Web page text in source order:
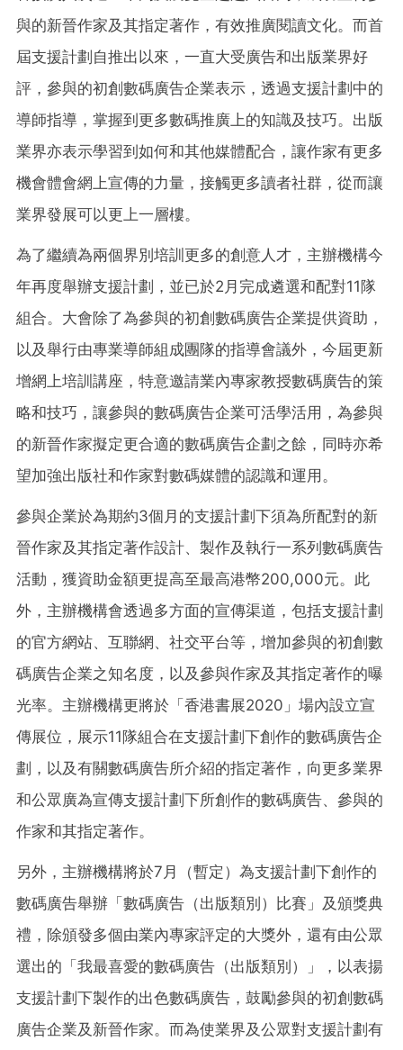
與的新晉作家及其指定著作，有效推廣閱讀文化。而首
屆支援計劃自推出以來，一直大受廣告和出版業界好
評，參與的初創數碼廣告企業表示，透過支援計劃中的
導師指導，掌握到更多數碼推廣上的知識及技巧。出版
業界亦表示學習到如何和其他媒體配合，讓作家有更多
機會體會網上宣傳的力量，接觸更多讀者社群，從而讓
業界發展可以更上一層樓。
為了繼續為兩個界別培訓更多的創意人才，主辦機構今
年再度舉辦支援計劃，並已於2月完成遴選和配對11隊
組合。大會除了為參與的初創數碼廣告企業提供資助，
以及舉行由專業導師組成團隊的指導會議外，今屆更新
增網上培訓講座，特意邀請業內專家教授數碼廣告的策
略和技巧，讓參與的數碼廣告企業可活學活用，為參與
的新晉作家擬定更合適的數碼廣告企劃之餘，同時亦希
望加強出版社和作家對數碼媒體的認識和運用。
參與企業於為期約3個月的支援計劃下須為所配對的新
晉作家及其指定著作設計、製作及執行一系列數碼廣告
活動，獲資助金額更提高至最高港幣200,000元。此
外，主辦機構會透過多方面的宣傳渠道，包括支援計劃
的官方網站、互聯網、社交平台等，增加參與的初創數
碼廣告企業之知名度，以及參與作家及其指定著作的曝
光率。主辦機構更將於「香港書展2020」場內設立宣
傳展位，展示11隊組合在支援計劃下創作的數碼廣告企
劃，以及有關數碼廣告所介紹的指定著作，向更多業界
和公眾廣為宣傳支援計劃下所創作的數碼廣告、 參與的
作家和其指定著作。
另外，主辦機構將於7月（暫定）為支援計劃下創作的
數碼廣告舉辦「數碼廣告（出版類別）比賽」及頒獎典
禮，除頒發多個由業內專家評定的大獎外，還有由公眾
選出的「我最喜愛的數碼廣告（出版類別）」，以表揚
支援計劃下製作的出色數碼廣告，鼓勵參與的初創數碼
廣告企業及新晉作家。而為使業界及公眾對支援計劃有